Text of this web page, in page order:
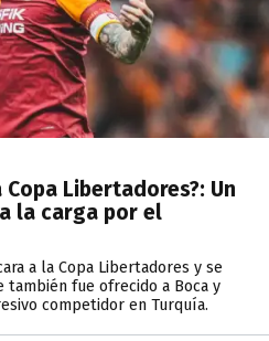
Libertadores?: Un
la carga por el
a la Copa Libertadores y se
fue ofrecido a Boca y
competidor en Turquía.